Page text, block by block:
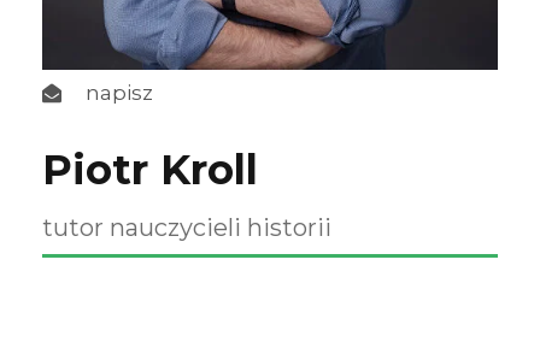
napisz
Piotr Kroll
tutor nauczycieli historii